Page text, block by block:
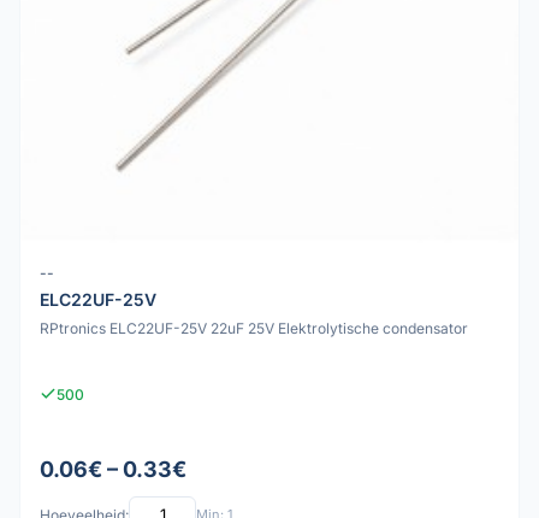
--
ELC22UF-25V
RPtronics ELC22UF-25V 22uF 25V Elektrolytische condensator
500
0.06€ – 0.33€
Min: 1